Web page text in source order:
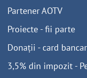
Partener AOTV
Proiecte - fii parte
Donații - card bancar
3,5% din impozit -